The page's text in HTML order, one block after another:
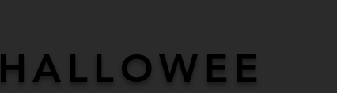
HALLOWEE